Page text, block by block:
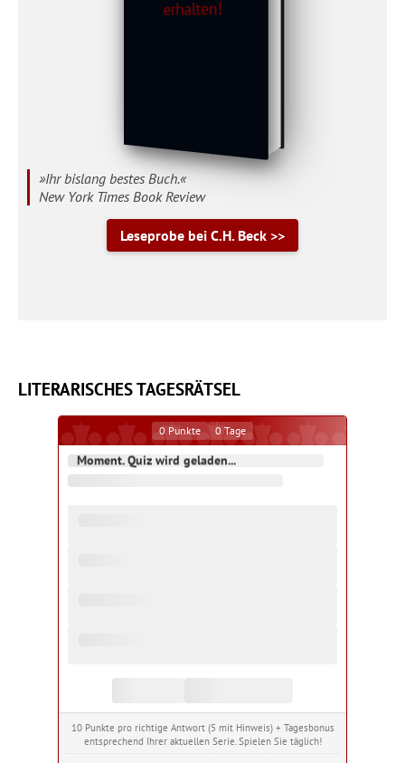
»Ihr bislang bestes Buch.«
New York Times Book Review
Leseprobe bei C.H. Beck >>
LITERARISCHES TAGESRÄTSEL
0 Punkte 0 Tage
Moment. Quiz wird geladen...
10 Punkte pro richtige Antwort (5 mit Hinweis) + Tagesbonus
entsprechend Ihrer aktuellen Serie. Spielen Sie täglich!